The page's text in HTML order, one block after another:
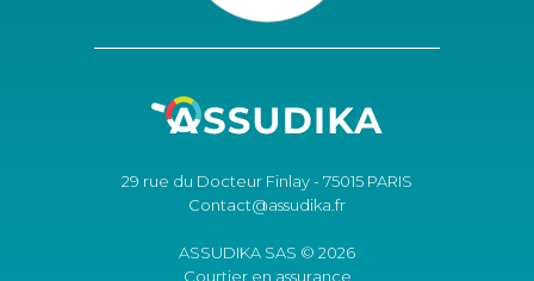
29 rue du Docteur Finlay - 75015 PARIS
Contact@assudika.fr
ASSUDIKA SAS © 2026
Courtier en assurance